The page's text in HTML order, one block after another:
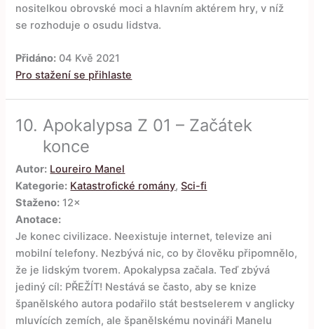
nositelkou obrovské moci a hlavním aktérem hry, v níž
se rozhoduje o osudu lidstva.
Přidáno: 04 Kvě 2021
Pro stažení se přihlaste
10.Apokalypsa Z 01 – Začátek
konce
Autor: Loureiro Manel
Kategorie: Katastrofické romány,Sci-fi
Staženo: 12×
Anotace:
Je konec civilizace. Neexistuje internet, televize ani
mobilní telefony. Nezbývá nic, co by člověku připomnělo,
že je lidským tvorem. Apokalypsa začala. Teď zbývá
jediný cíl: PŘEŽÍT! Nestává se často, aby se knize
španělského autora podařilo stát bestselerem v anglicky
mluvících zemích, ale španělskému novináři Manelu